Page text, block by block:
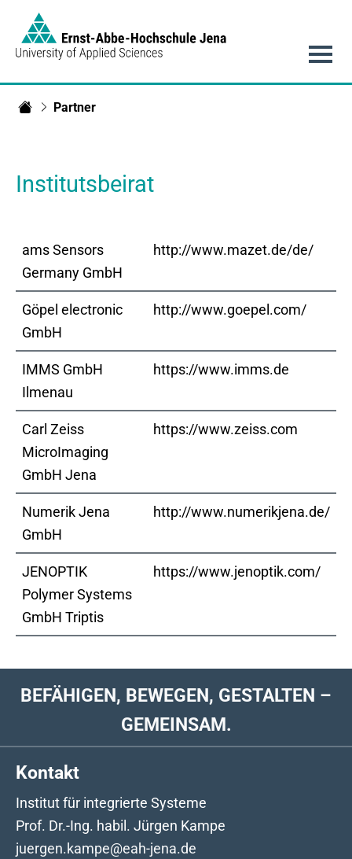
Partner
Institutsbeirat
ams Sensors
Germany GmbH
http://www.mazet.de/de/​
Göpel electronic
GmbH
​​http://www.goepel.com/
IMMS GmbH
Ilmenau ​
https://www.imms.de
​Carl Zeiss
MicroImaging
GmbH Jena ​
https://www.zeiss.com
Numerik Jena
GmbH​
​http://www.numerikjena.de/
JENOPTIK
Polymer Systems
GmbH Triptis​
​https://www.jenoptik.com/
BEFÄHIGEN, BEWEGEN, GESTALTEN –
GEMEINSAM.
Kontakt
Institut für integrierte Systeme
Prof. Dr.-Ing. habil. Jürgen Kampe
juergen.kampe@eah-jena.de